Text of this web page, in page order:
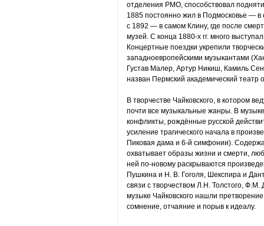
отделения РМО, способствовал
1885 постоянно жил в Подмосковье — в
с 1892 — в самом Клину, где после
музей. С конца 1880-х гг. много
Концертные поездки укрепили
западноевропейскими музыкантами
Густав Малер, Артур Никиш, Камиль
назван Пермский академический театр
В творчестве Чайковского, в котором
почти все музыкальные жанры. В
конфликты, рождённые русской
усиление трагического начала в
Пиковая дама и 6-й симфонии).
охватывает образы жизни и смерти,
ней по-новому раскрываются
Пушкина и Н. В. Гоголя, Шекспира и
связи с творчеством Л.Н. Толстого,
музыке Чайковского нашли
сомнение, отчаяние и порыв к идеалу.